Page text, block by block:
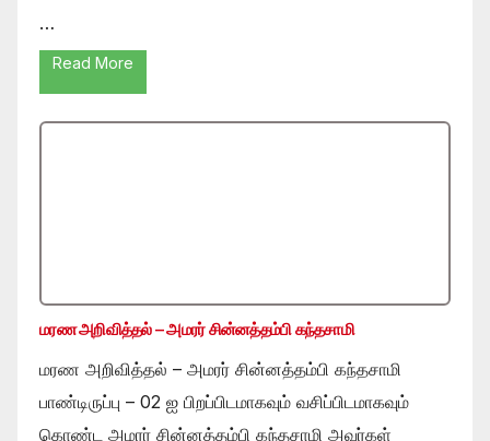
…
Read More
மரண அறிவித்தல் – அமரர் சின்னத்தம்பி கந்தசாமி
மரண அறிவித்தல் – அமரர் சின்னத்தம்பி கந்தசாமி
பாண்டிருப்பு – 02 ஐ பிறப்பிடமாகவும் வசிப்பிடமாகவும்
கொண்ட அமரர் சின்னத்தம்பி கந்தசாமி அவர்கள்